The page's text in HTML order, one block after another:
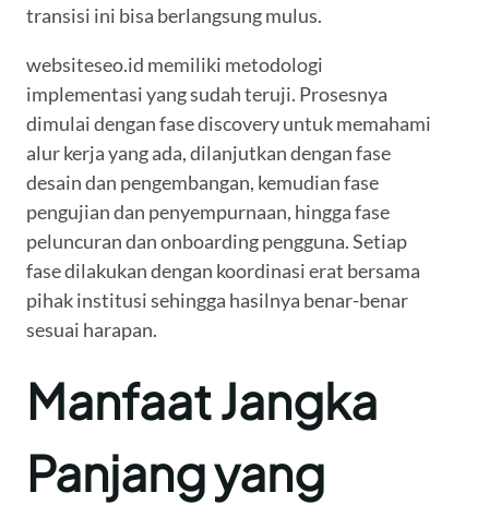
transisi ini bisa berlangsung mulus.
websiteseo.id memiliki metodologi
implementasi yang sudah teruji. Prosesnya
dimulai dengan fase discovery untuk memahami
alur kerja yang ada, dilanjutkan dengan fase
desain dan pengembangan, kemudian fase
pengujian dan penyempurnaan, hingga fase
peluncuran dan onboarding pengguna. Setiap
fase dilakukan dengan koordinasi erat bersama
pihak institusi sehingga hasilnya benar-benar
sesuai harapan.
Manfaat Jangka
Panjang yang